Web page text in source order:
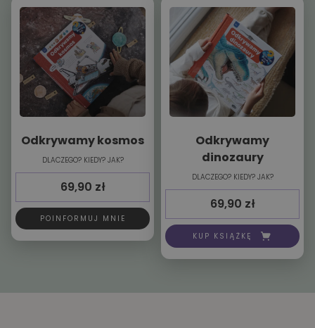
Odkrywamy kosmos
DLACZEGO? KIEDY? JAK?
69,90 zł
POINFORMUJ MNIE
Odkrywamy
dinozaury
DLACZEGO? KIEDY? JAK?
69,90 zł
KUP KSIĄŻKĘ